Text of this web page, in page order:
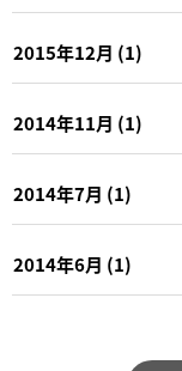
2015年12月 (1)
2014年11月 (1)
2014年7月 (1)
2014年6月 (1)